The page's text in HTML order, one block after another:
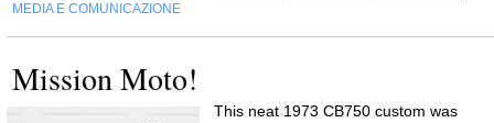
MEDIA E COMUNICAZIONE
Mission Moto!
This neat 1973 CB750 custom was